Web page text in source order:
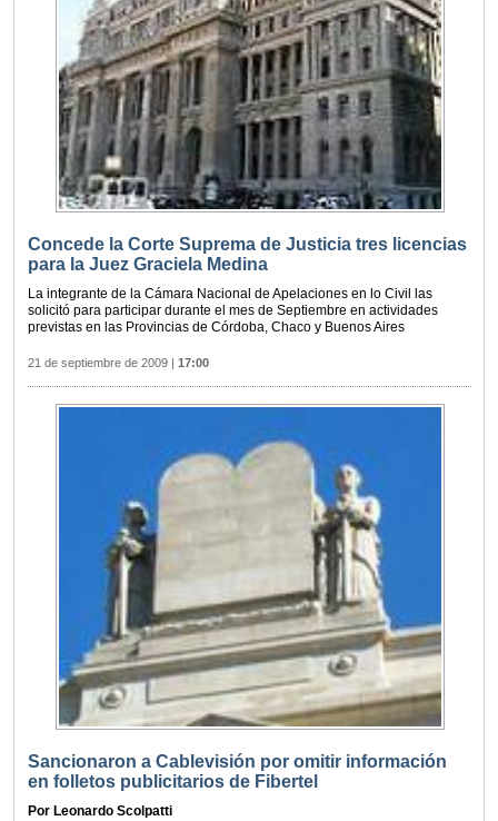
Concede la Corte Suprema de Justicia tres licencias
para la Juez Graciela Medina
La integrante de la Cámara Nacional de Apelaciones en lo Civil las
solicitó para participar durante el mes de Septiembre en actividades
previstas en las Provincias de Córdoba, Chaco y Buenos Aires
21 de septiembre de 2009 17:00
Sancionaron a Cablevisión por omitir información
en folletos publicitarios de Fibertel
Por Leonardo Scolpatti